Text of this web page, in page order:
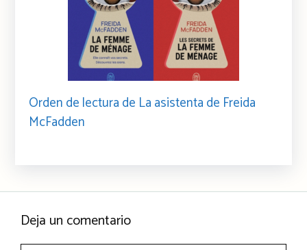
Orden de lectura de La asistenta de Freida
McFadden
Deja un comentario